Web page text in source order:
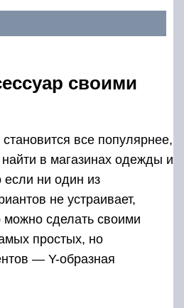
своими
все популярнее,
в магазинах одежды и
если ни один из
не устраивает,
можно сделать своими
простых, но
— Y-образная